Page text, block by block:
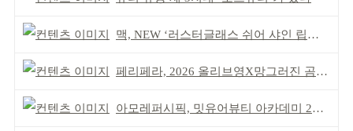
맥, NEW ‘러스터글래스 쉬어 샤인 립스틱’ 출시
페리페라, 2026 올리브영X망그러진 곰 콜라보
아모레퍼시픽, 밋유어뷰티 아카데미 2기 발대식